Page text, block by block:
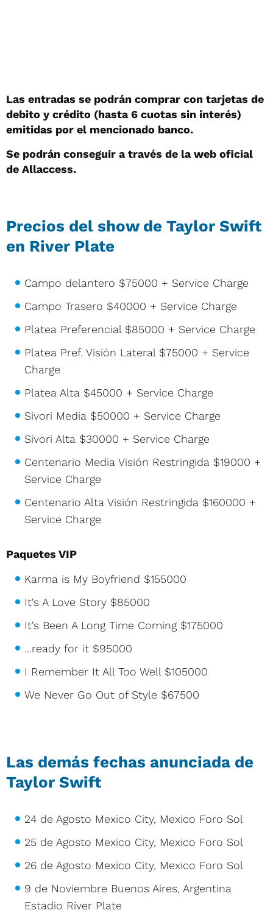
Las entradas se podrán comprar con tarjetas de
debito y crédito (hasta 6 cuotas sin interés)
emitidas por el mencionado banco.
Se podrán conseguir a través de la web oficial
de Allaccess.
Precios del show de Taylor Swift
en River Plate
Campo delantero $75000 + Service Charge
Campo Trasero $40000 + Service Charge
Platea Preferencial $85000 + Service Charge
Platea Pref. Visión Lateral $75000 + Service
Charge
Platea Alta $45000 + Service Charge
Sivori Media $50000 + Service Charge
Sivori Alta $30000 + Service Charge
Centenario Media Visión Restringida $19000 +
Service Charge
Centenario Alta Visión Restringida $160000 +
Service Charge
Paquetes VIP
Karma is My Boyfriend $155000
It's A Love Story $85000
It's Been A Long Time Coming $175000
...ready for it $95000
I Remember It All Too Well $105000
We Never Go Out of Style $67500
Las demás fechas anunciada de
Taylor Swift
24 de Agosto Mexico City, Mexico Foro Sol
25 de Agosto Mexico City, Mexico Foro Sol
26 de Agosto Mexico City, Mexico Foro Sol
9 de Noviembre Buenos Aires, Argentina
Estadio River Plate